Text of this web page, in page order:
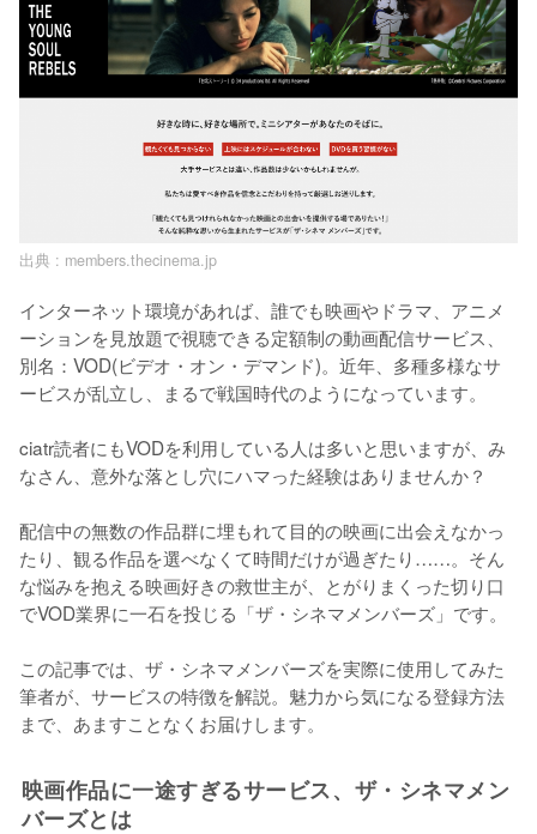
出典 : members.thecinema.jp
インターネット環境があれば、誰でも映画やドラマ、アニメ
ーションを見放題で視聴できる定額制の動画配信サービス、
別名：VOD(ビデオ・オン・デマンド)。近年、多種多様なサ
ービスが乱立し、まるで戦国時代のようになっています。
ciatr読者にもVODを利用している人は多いと思いますが、み
なさん、意外な落とし穴にハマった経験はありませんか？
配信中の無数の作品群に埋もれて目的の映画に出会えなかっ
たり、観る作品を選べなくて時間だけが過ぎたり……。そん
な悩みを抱える映画好きの救世主が、とがりまくった切り口
でVOD業界に一石を投じる「ザ・シネマメンバーズ」です。
この記事では、ザ・シネマメンバーズを実際に使用してみた
筆者が、サービスの特徴を解説。魅力から気になる登録方法
まで、あますことなくお届けします。
映画作品に一途すぎるサービス、ザ・シネマメン
バーズとは